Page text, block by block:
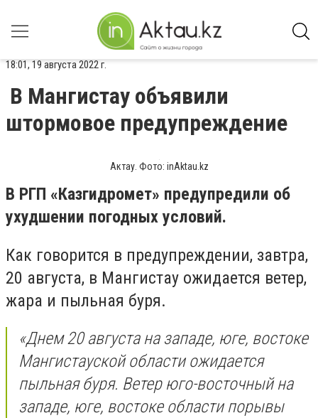
18:01, 19 августа 2022 г.
В Мангистау объявили
штормовое предупреждение
Актау. Фото: inAktau.kz
В РГП «Казгидромет» предупредили об
ухудшении погодных условий.
Как говорится в предупреждении, завтра,
20 августа, в Мангистау ожидается ветер,
жара и пыльная буря.
«Днем 20 августа на западе, юге, востоке
Мангистауской области ожидается
пыльная буря. Ветер юго-восточный на
западе, юге, востоке области порывы